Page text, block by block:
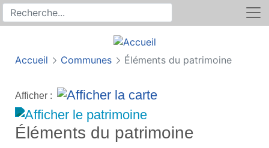
Recherche sur le site
Rechercher
Accueil Communes Éléments du patrimoine
Afficher :
Éléments du patrimoine